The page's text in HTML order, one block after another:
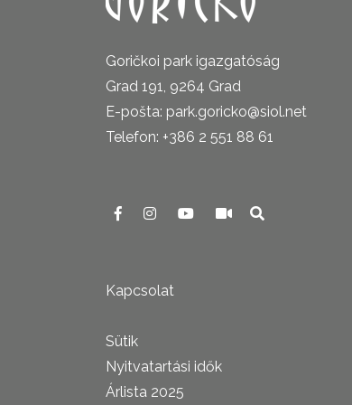
Goričkoi park igazgatóság
Grad 191, 9264 Grad
E-pošta: park.goricko@siol.net
Telefon: +386 2 551 88 61
Kapcsolat
Sütik
Nyitvatartási idők
Árlista 2025